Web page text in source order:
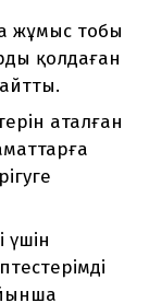
жұмыс тобы
қолдаған
аталған
үшін